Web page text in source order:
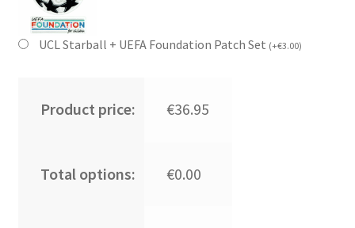
UCL Starball + UEFA Foundation Patch Set (+€3.00)
Product price: €36.95
Total options: €0.00